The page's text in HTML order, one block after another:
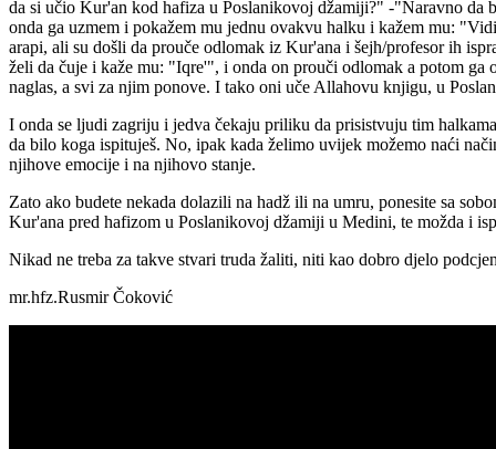
da si učio Kur'an kod hafiza u Poslanikovoj džamiji?" -"Naravno da
onda ga uzmem i pokažem mu jednu ovakvu halku i kažem mu:
arapi, ali su došli da prouče odlomak iz Kur'ana i šejh/profesor ih
želi da čuje i kaže mu: "Iqre'", i onda on prouči odlomak a potom
naglas, a svi za njim ponove. I tako oni uče Allahovu knjigu, u
I onda se ljudi zagriju i jedva čekaju priliku da prisistvuju tim
da bilo koga ispituješ. No, ipak kada želimo uvijek možemo naći
njihove emocije i na njihovo stanje.
Zato ako budete nekada dolazili na hadž ili na umru, ponesite sa
Kur'ana pred hafizom u Poslanikovoj džamiji u Medini, te možda i
Nikad ne treba za takve stvari truda žaliti, niti kao dobro djelo
mr.hfz.Rusmir Čoković